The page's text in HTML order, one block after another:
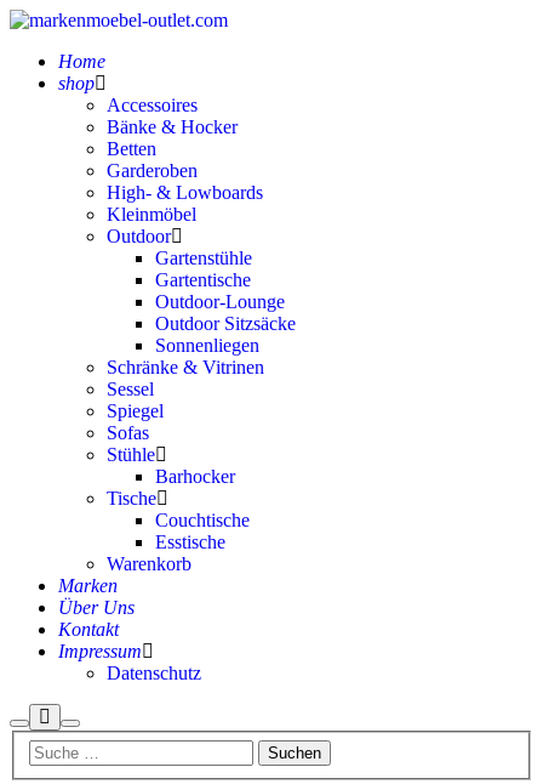
Home
shop
Accessoires
Bänke & Hocker
Betten
Garderoben
High- & Lowboards
Kleinmöbel
Outdoor
Gartenstühle
Gartentische
Outdoor-Lounge
Outdoor Sitzsäcke
Sonnenliegen
Schränke & Vitrinen
Sessel
Spiegel
Sofas
Stühle
Barhocker
Tische
Couchtische
Esstische
Warenkorb
Marken
Über Uns
Kontakt
Impressum
Datenschutz
Suchen
Mehr
InfoHauptmenü